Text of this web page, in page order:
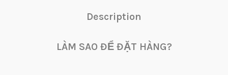
Description
LÀM SAO ĐỂ ĐẶT HÀNG?